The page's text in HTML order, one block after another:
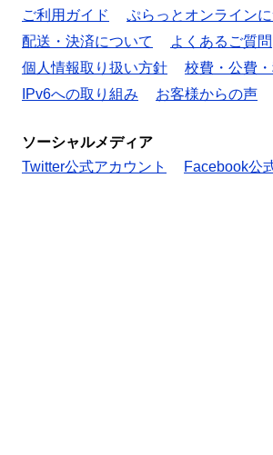
ご利用ガイド
ぷらっとオンライン
配送・決済について
よくあるご質問
個人情報取り扱い方針
校費・公費
IPv6への取り組み
お客様からの声
ソーシャルメディア
Twitter公式アカウント
Facebook公